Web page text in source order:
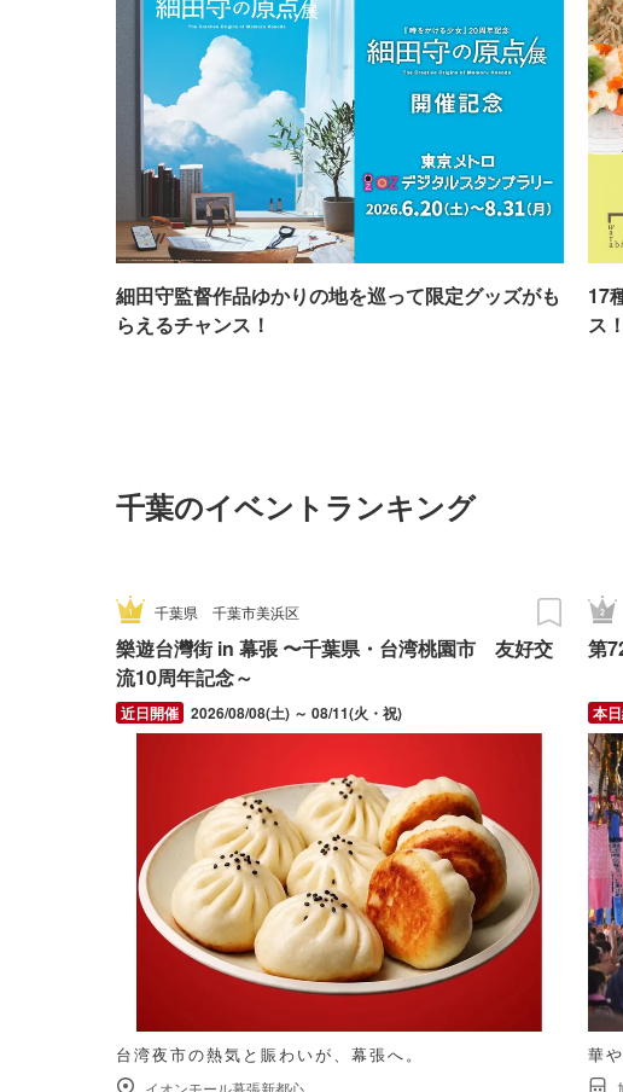
細田守監督作品ゆかりの地を巡って限定グッズがも
らえるチャンス！
17
ス！
千葉のイベントランキング
千葉県 千葉市美浜区
樂遊台灣街 in 幕張 〜千葉県・台湾桃園市 友好交
流10周年記念～
2026/08/08(土) ～ 08/11(火・祝)
台湾夜市の熱気と賑わいが、幕張へ。
第
華